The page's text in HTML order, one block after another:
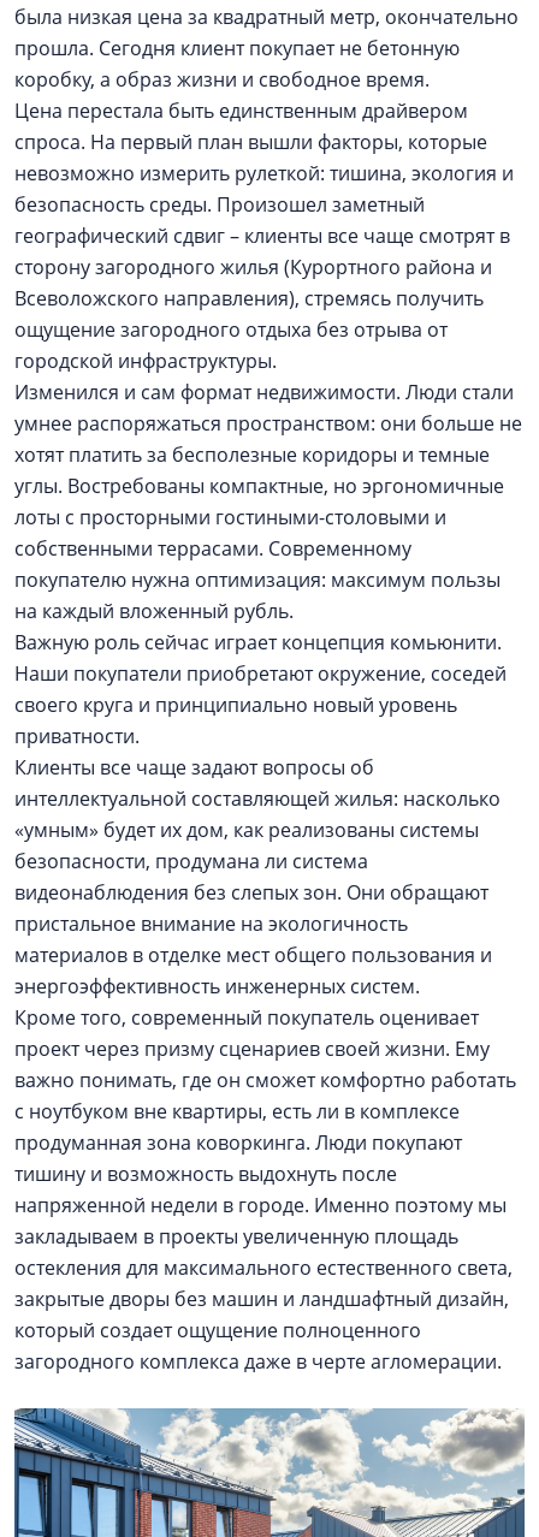
была низкая цена за квадратный метр, окончательно
прошла. Сегодня клиент покупает не бетонную
коробку, а образ жизни и свободное время.
Цена перестала быть единственным драйвером
спроса. На первый план вышли факторы, которые
невозможно измерить рулеткой: тишина, экология и
безопасность среды. Произошел заметный
географический сдвиг – клиенты все чаще смотрят в
сторону загородного жилья (Курортного района и
Всеволожского направления), стремясь получить
ощущение загородного отдыха без отрыва от
городской инфраструктуры.
Изменился и сам формат недвижимости. Люди стали
умнее распоряжаться пространством: они больше не
хотят платить за бесполезные коридоры и темные
углы. Востребованы компактные, но эргономичные
лоты с просторными гостиными-столовыми и
собственными террасами. Современному
покупателю нужна оптимизация: максимум пользы
на каждый вложенный рубль.
Важную роль сейчас играет концепция комьюнити.
Наши покупатели приобретают окружение, соседей
своего круга и принципиально новый уровень
приватности.
Клиенты все чаще задают вопросы об
интеллектуальной составляющей жилья: насколько
«умным» будет их дом, как реализованы системы
безопасности, продумана ли система
видеонаблюдения без слепых зон. Они обращают
пристальное внимание на экологичность
материалов в отделке мест общего пользования и
энергоэффективность инженерных систем.
Кроме того, современный покупатель оценивает
проект через призму сценариев своей жизни. Ему
важно понимать, где он сможет комфортно работать
с ноутбуком вне квартиры, есть ли в комплексе
продуманная зона коворкинга. Люди покупают
тишину и возможность выдохнуть после
напряженной недели в городе. Именно поэтому мы
закладываем в проекты увеличенную площадь
остекления для максимального естественного света,
закрытые дворы без машин и ландшафтный дизайн,
который создает ощущение полноценного
загородного комплекса даже в черте агломерации.